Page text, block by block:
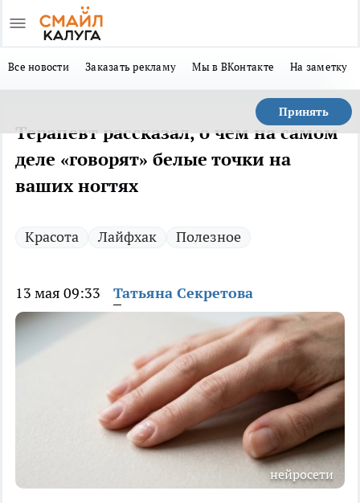
Все новости Заказать рекламу Мы в ВКонтакте На заметку
Принять
Терапевт рассказал, о чем на самом
деле «говорят» белые точки на
ваших ногтях
Красота Лайфхак Полезное
13 мая 09:33 Татьяна Секретова
нейросети